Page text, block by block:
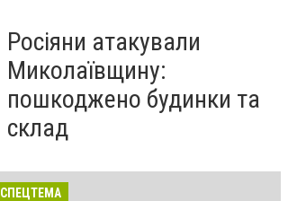
Росіяни атакували
Миколаївщину:
пошкоджено будинки та
склад
СПЕЦТЕМА